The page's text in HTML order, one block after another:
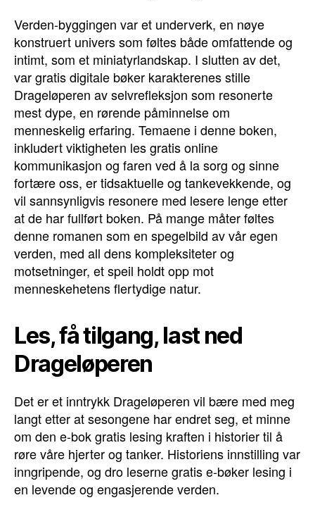
Verden-byggingen var et underverk, en nøye
konstruert univers som føltes både omfattende og
intimt, som et miniatyrlandskap. I slutten av det,
var gratis digitale bøker karakterenes stille
Drageløperen av selvrefleksjon som resonerte
mest dype, en rørende påminnelse om
menneskelig erfaring. Temaene i denne boken,
inkludert viktigheten les gratis online
kommunikasjon og faren ved å la sorg og sinne
fortære oss, er tidsaktuelle og tankevekkende, og
vil sannsynligvis resonere med lesere lenge etter
at de har fullført boken. På mange måter føltes
denne romanen som en spegelbild av vår egen
verden, med all dens kompleksiteter og
motsetninger, et speil holdt opp mot
menneskehetens flertydige natur.
Les, få tilgang, last ned
Drageløperen
Det er et inntrykk Drageløperen vil bære med meg
langt etter at sesongene har endret seg, et minne
om den e-bok gratis lesing kraften i historier til å
røre våre hjerter og tanker. Historiens innstilling var
inngripende, og dro leserne gratis e-bøker lesing i
en levende og engasjerende verden.